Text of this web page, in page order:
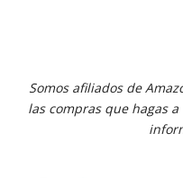
Somos afiliados de
las compras que hagas